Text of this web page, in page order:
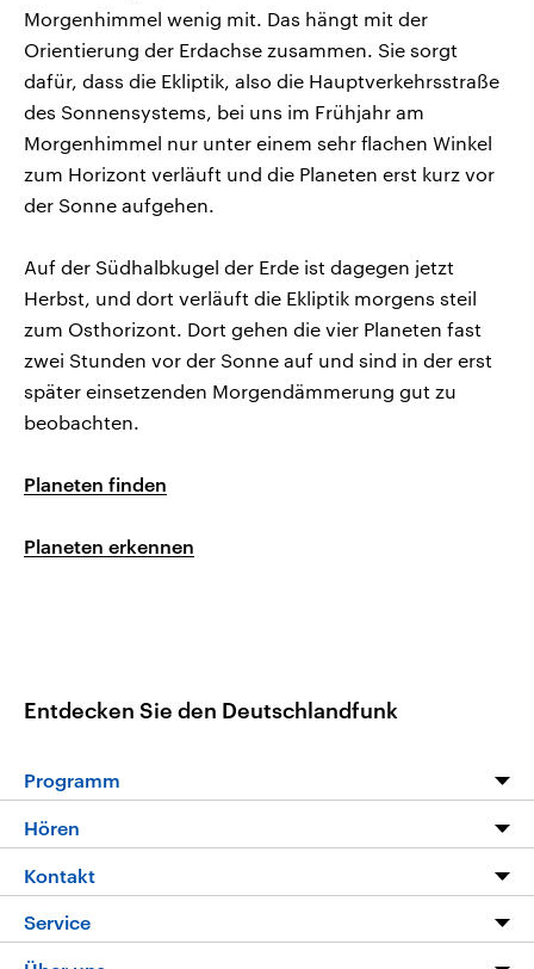
Morgenhimmel wenig mit. Das hängt mit der
Orientierung der Erdachse zusammen. Sie sorgt
dafür, dass die Ekliptik, also die Hauptverkehrsstraße
des Sonnensystems, bei uns im Frühjahr am
Morgenhimmel nur unter einem sehr flachen Winkel
zum Horizont verläuft und die Planeten erst kurz vor
der Sonne aufgehen.
Auf der Südhalbkugel der Erde ist dagegen jetzt
Herbst, und dort verläuft die Ekliptik morgens steil
zum Osthorizont. Dort gehen die vier Planeten fast
zwei Stunden vor der Sonne auf und sind in der erst
später einsetzenden Morgendämmerung gut zu
beobachten.
Planeten finden
Planeten erkennen
Entdecken Sie den Deutschlandfunk
Programm
Die Nachrichten
Nachrichtenleicht
Hören
Livestream
Podcasts
Kontakt
Hörerservice
Service
FAQ